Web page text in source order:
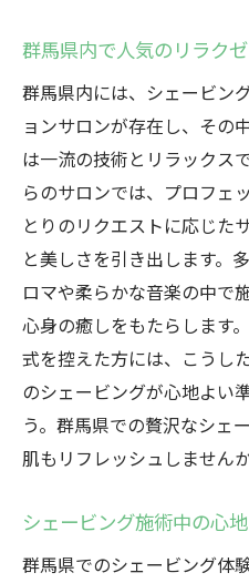
群馬県内で人気のリラク
群馬県内には、シェービン
ョンサロンが存在し、その
は一流の技術とリラックス
らのサロンでは、プロフェ
とりのリクエストに応じた
と美しさを引き出します。
ロマや柔らかな音楽の中で
心身の癒しをもたらします
式を控えた方には、こうし
のシェービングが心地よい
う。群馬県での贅沢なシェ
肌もリフレッシュしませんか
シェービング施術中の心
群馬県でのシェービング体